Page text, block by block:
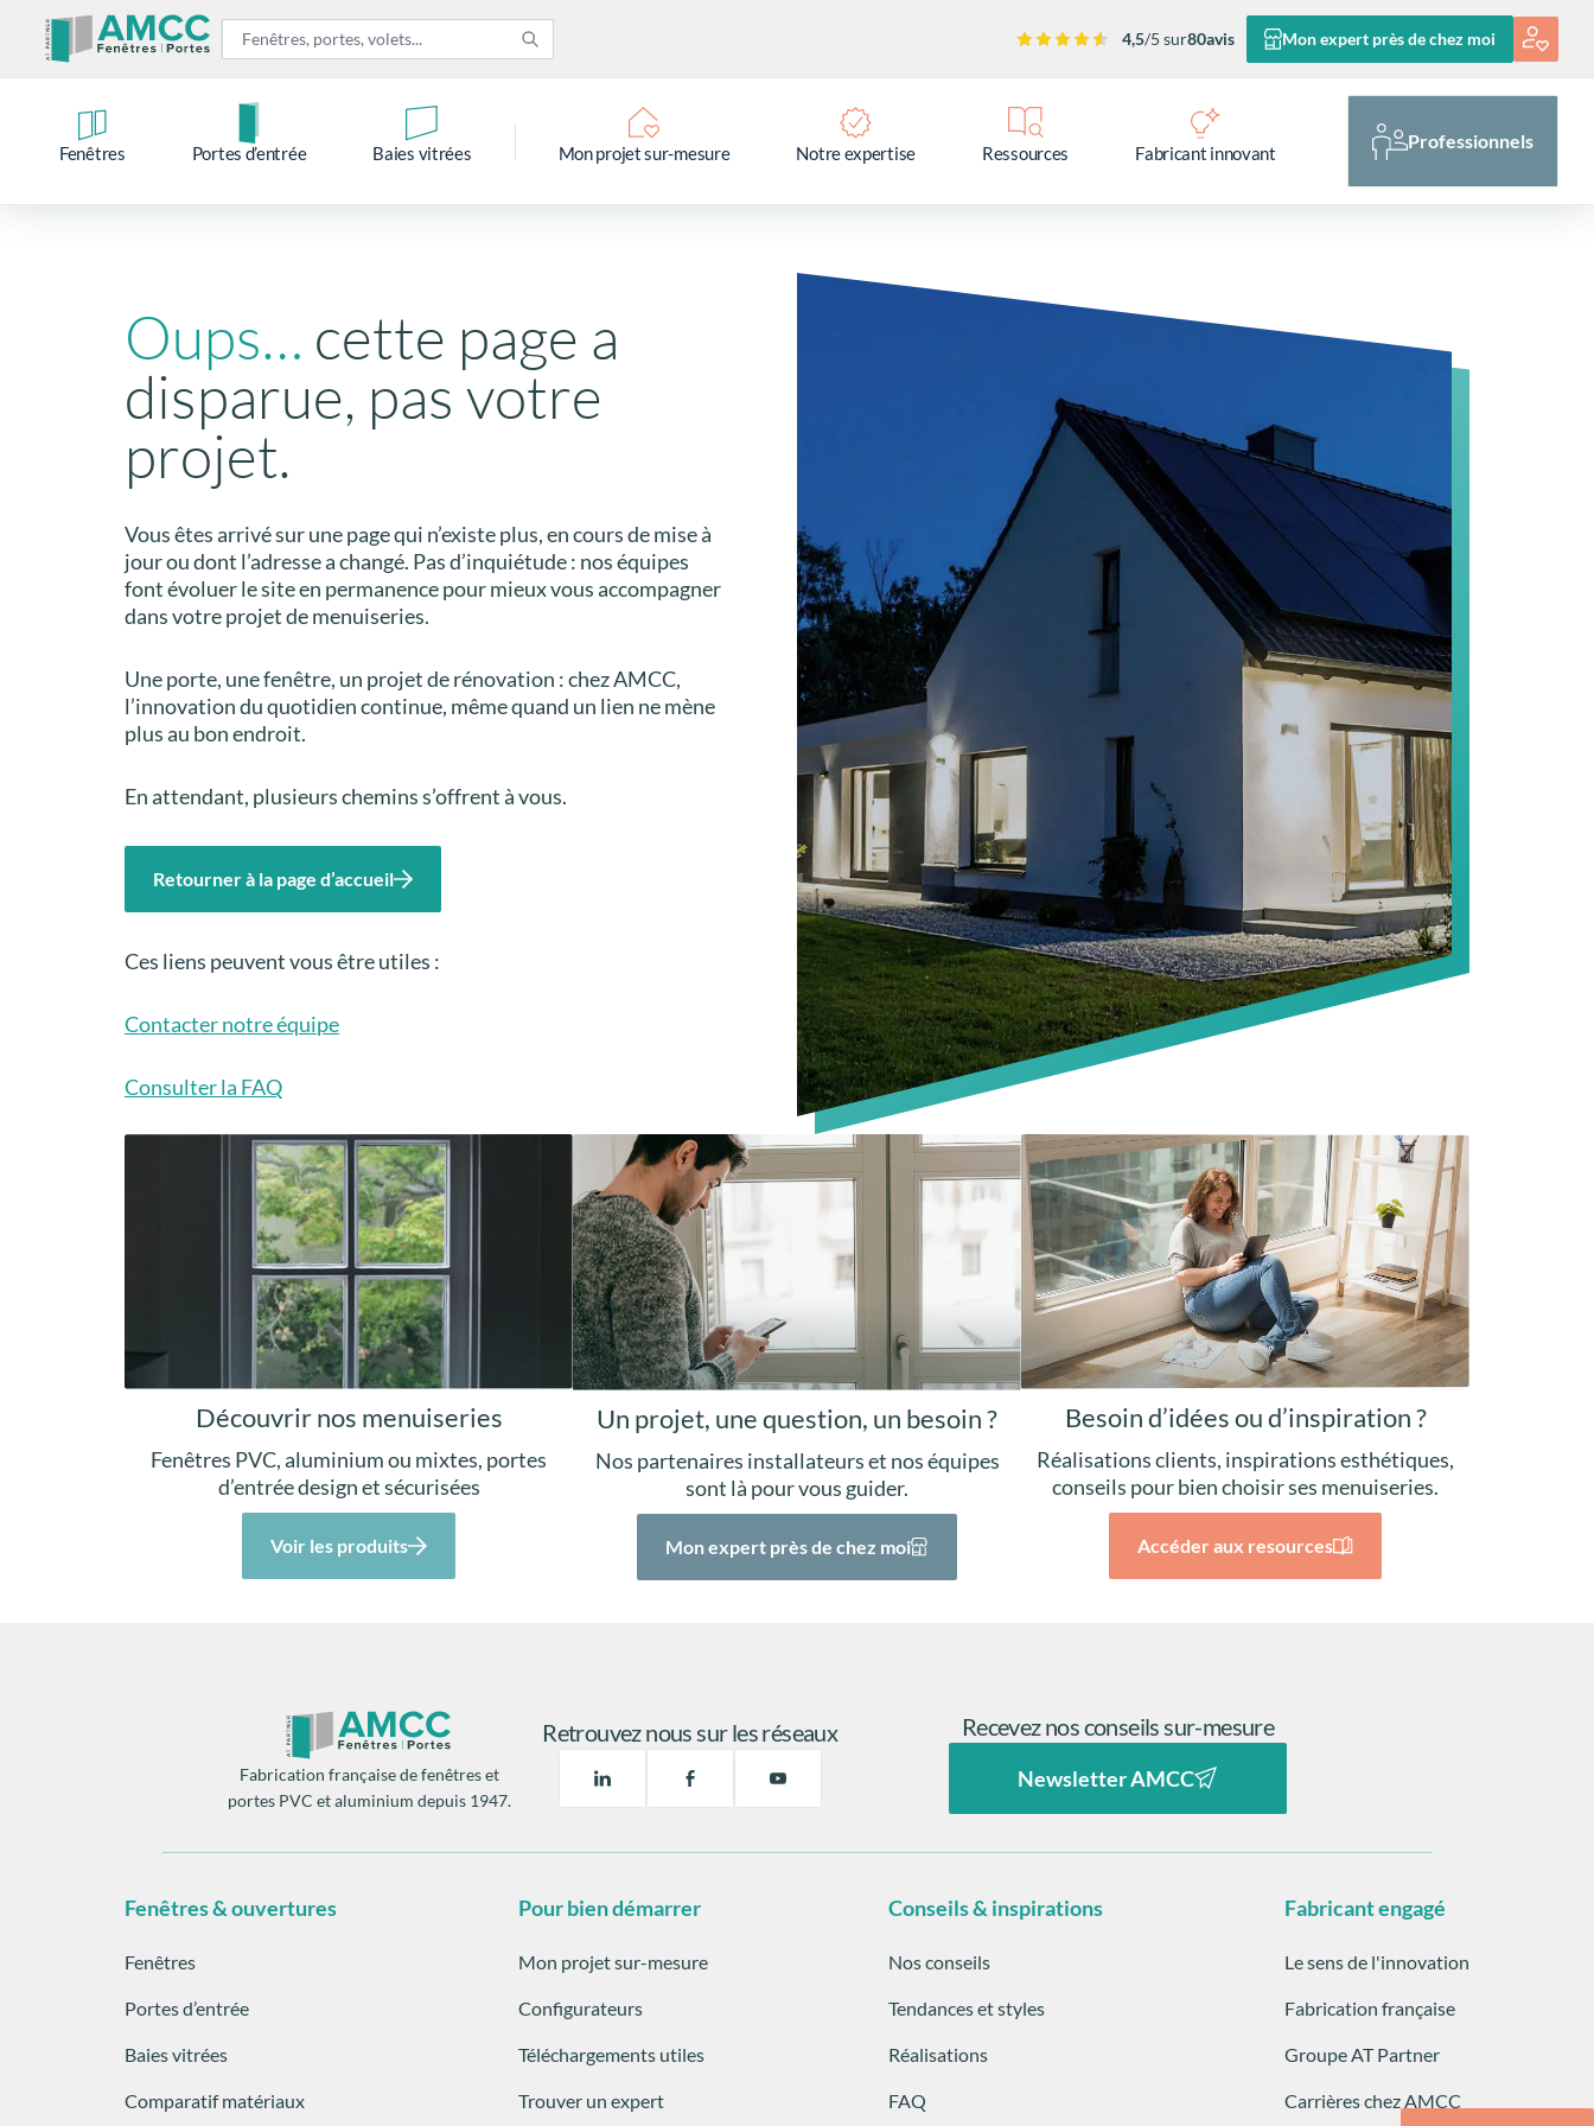
4,5/5 sur80avis Mon expert près de chez moi
Fenêtres Portes d’entrée Baies vitrées Mon projet sur-mesure Notre expertise Ressources Fabricant innovant
Professionnels
Oups… cette page a
disparue, pas votre
projet.
Vous êtes arrivé sur une page qui n’existe plus, en cours de mise à
jour ou dont l’adresse a changé. Pas d’inquiétude : nos équipes
font évoluer le site en permanence pour mieux vous accompagner
dans votre projet de menuiseries.
Une porte, une fenêtre, un projet de rénovation : chez AMCC,
l’innovation du quotidien continue, même quand un lien ne mène
plus au bon endroit.
En attendant, plusieurs chemins s’offrent à vous.
Retourner à la page d’accueil
Ces liens peuvent vous être utiles :
Contacter notre équipe
Consulter la FAQ
Découvrir nos menuiseries
Fenêtres PVC, aluminium ou mixtes, portes
d’entrée design et sécurisées
Voir les produits
Un projet, une question, un besoin ?
Nos partenaires installateurs et nos équipes
sont là pour vous guider.
Mon expert près de chez moi
Besoin d’idées ou d’inspiration ?
Réalisations clients, inspirations esthétiques,
conseils pour bien choisir ses menuiseries.
Accéder aux resources
Fabrication française de fenêtres et
portes PVC et aluminium depuis 1947.
Retrouvez nous sur les réseaux Recevez nos conseils sur-mesure
Newsletter AMCC
Fenêtres & ouvertures
Fenêtres
Portes d’entrée
Baies vitrées
Comparatif matériaux
Pour bien démarrer
Mon projet sur-mesure
Configurateurs
Téléchargements utiles
Trouver un expert
Conseils & inspirations
Nos conseils
Tendances et styles
Réalisations
FAQ
Fabricant engagé
Le sens de l'innovation
Fabrication française
Groupe AT Partner
Carrières chez AMCC